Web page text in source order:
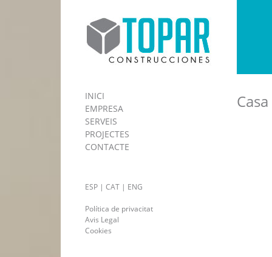
INICI
EMPRESA
SERVEIS
PROJECTES
CONTACTE
ESP | CAT | ENG
Política de privacitat
Avis Legal
Cookies